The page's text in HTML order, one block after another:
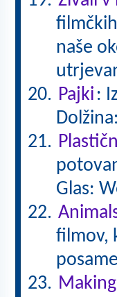
naše
Pajki :
Glas:
filmov,